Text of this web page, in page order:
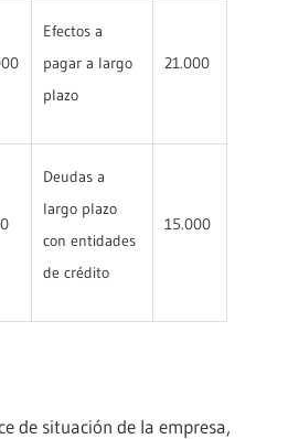
Efectos a
pagar a largo
plazo
21.000
Deudas a
largo plazo
con entidades
de crédito
15.000
de situación de la empresa,